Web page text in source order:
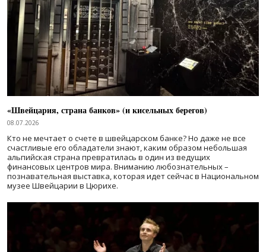
«Швейцария, страна банков» (и кисельных берегов)
08.07.2026
Кто не мечтает о счете в швейцарском банке? Но даже не все
счастливые его обладатели знают, каким образом небольшая
альпийская страна превратилась в один из ведущих
финансовых центров мира. Вниманию любознательных –
познавательная выставка, которая идет сейчас в Национальном
музее Швейцарии в Цюрихе.